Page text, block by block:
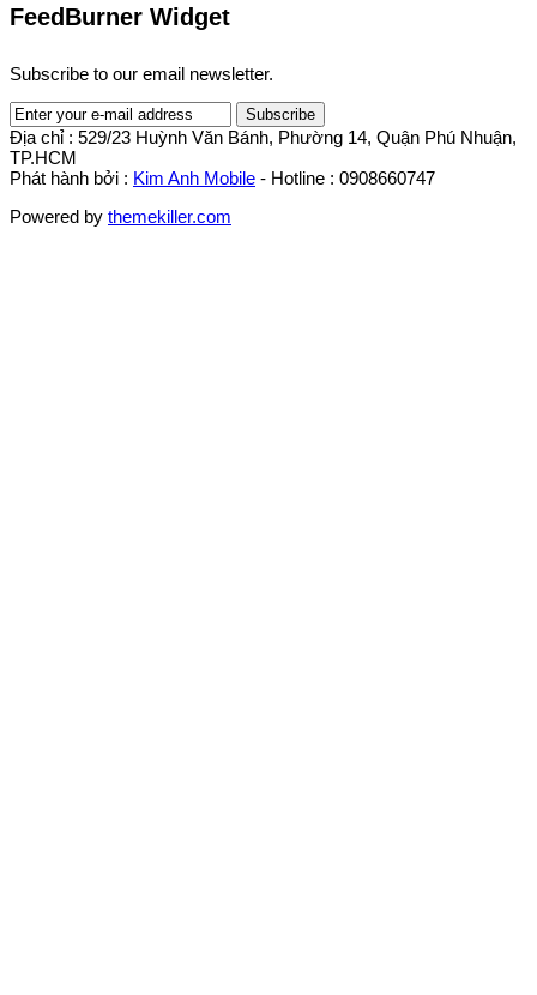
FeedBurner Widget
Subscribe to our email newsletter.
Địa chỉ : 529/23 Huỳnh Văn Bánh, Phường 14, Quận Phú Nhuận,
TP.HCM
Phát hành bởi : Kim Anh Mobile - Hotline : 0908660747
Powered by themekiller.com